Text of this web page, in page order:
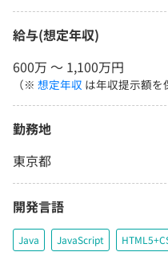
給与(想定年収)
600万 〜 1,100万円
（※ 想定年収 は年収提示額を
勤務地
東京都
開発言語
Java JavaScript